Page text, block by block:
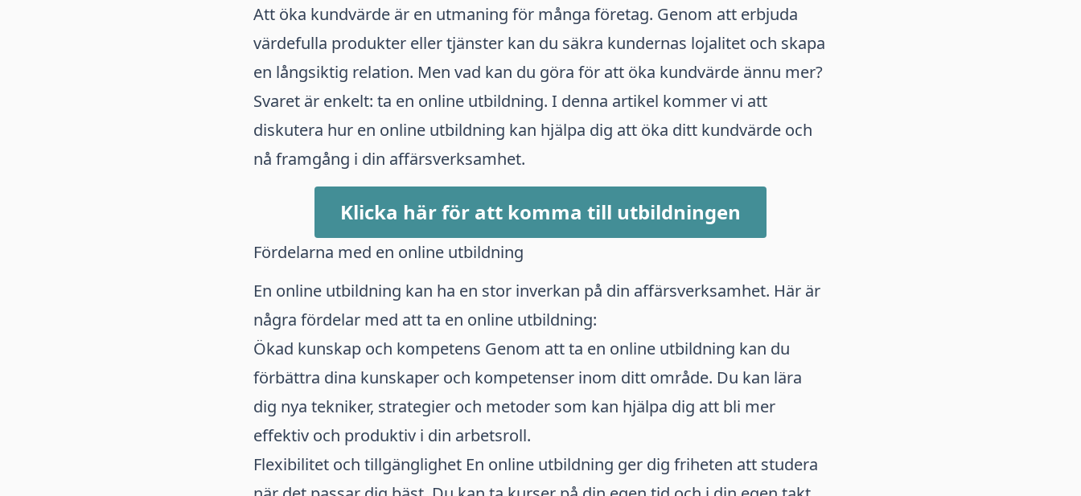
Att öka kundvärde är en utmaning för många företag. Genom att erbjuda
värdefulla produkter eller tjänster kan du säkra kundernas lojalitet och skapa
en långsiktig relation. Men vad kan du göra för att öka kundvärde ännu mer?
Svaret är enkelt: ta en online utbildning. I denna artikel kommer vi att
diskutera hur en online utbildning kan hjälpa dig att öka ditt kundvärde och
nå framgång i din affärsverksamhet.
Klicka här för att komma till utbildningen
Fördelarna med en online utbildning
En online utbildning kan ha en stor inverkan på din affärsverksamhet. Här är
några fördelar med att ta en online utbildning:
Ökad kunskap och kompetens Genom att ta en online utbildning kan du
förbättra dina kunskaper och kompetenser inom ditt område. Du kan lära
dig nya tekniker, strategier och metoder som kan hjälpa dig att bli mer
effektiv och produktiv i din arbetsroll.
Flexibilitet och tillgänglighet En online utbildning ger dig friheten att studera